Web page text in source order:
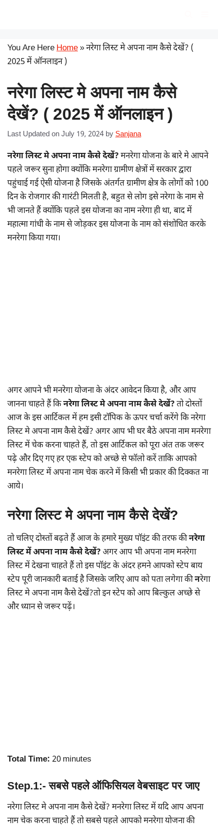
You Are HereHome»नरेगा लिस्ट मे अपना नाम कैसे देखें? (
2025 में ऑनलाइन )
नरेगा लिस्ट मे अपना नाम कैसे
देखें? ( 2025 में ऑनलाइन )
Last Updated on July 19, 2024 by Sanjana
नरेगा लिस्ट मे अपना नाम कैसे देखें?मनरेगा योजना के बारे मे आपने
पहले जरूर सुना होगा क्योंकि मनरेगा ग्रामीण क्षेत्रों में सरकार द्वारा
पहुंचाई गई ऐसी योजना है जिसके अंतर्गत ग्रामीण क्षेत्र के लोगों को 100
दिन के रोजगार की गारंटी मिलती है, बहुत से लोग इसे नरेगा के नाम से
भी जानते हैं क्योंकि पहले इस योजना का नाम नरेगा ही था, बाद में
महात्मा गांधी के नाम से जोड़कर इस योजना के नाम को संशोधित करके
मनरेगा किया गया।
अगर आपने भी मनरेगा योजना के अंदर आवेदन किया है, और आप
जानना चाहते हैं किनरेगा लिस्ट मे अपना नाम कैसे देखें?तो दोस्तों
आज के इस आर्टिकल में हम इसी टॉपिक के ऊपर चर्चा करेंगे कि नरेगा
लिस्ट मे अपना नाम कैसे देखें? अगर आप भी घर बैठे अपना नाम मनरेगा
लिस्ट में चेक करना चाहते हैं, तो इस आर्टिकल को पूरा अंत तक जरूर
पढ़े और दिए गए हर एक स्टेप को अच्छे से फॉलो करें ताकि आपको
मनरेगा लिस्ट में अपना नाम चेक करने में किसी भी प्रकार की दिक्कत ना
आये।
नरेगा लिस्ट मे अपना नाम कैसे देखें?
तो चलिए दोस्तों बढ़ते हैं आज के हमारे मुख्य पॉइंट की तरफ कीनरेगा
लिस्ट में अपना नाम कैसे देखें?अगर आप भी अपना नाम मनरेगा
लिस्ट में देखना चाहते हैं तो इस पॉइंट के अंदर हमने आपको स्टेप बाय
स्टेप पूरी जानकारी बताई है जिसके जरिए आप को पता लगेगा कीनरेगा
लिस्ट मे अपना नाम कैसे देखें?तो इन स्टेप को आप बिल्कुल अच्छे से
और ध्यान से जरूर पढ़ें।
Total Time: 20 minutes
Step.1:- सबसे पहले ऑफिसियल वेबसाइट पर जाए
नरेगा लिस्ट मे अपना नाम कैसे देखें? मनरेगा लिस्ट में यदि आप अपना
नाम चेक करना चाहते हैं तो सबसे पहले आपको मनरेगा योजना की